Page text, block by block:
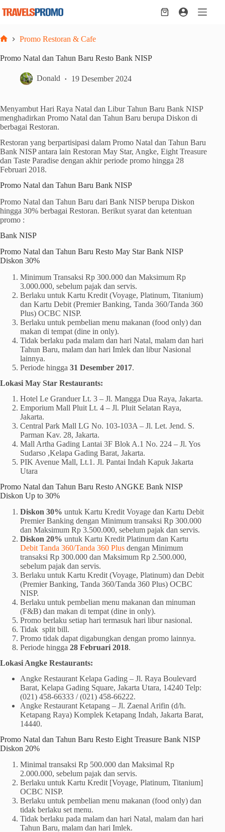
Shopping
Promo Restoran & Cafe
Promo Natal dan Tahun Baru Resto Bank NISP
Donald 19 Desember 2024
Menyambut Hari Raya Natal dan Libur Tahun Baru Bank NISP
menghadirkan Promo Natal dan Tahun Baru berupa Diskon di
berbagai Restoran.
Restoran yang berpartisipasi dalam Promo Natal dan Tahun Baru
Bank NISP antara lain Restoran May Star, Angke, Eight Treasure
dan Taste Paradise dengan akhir periode promo hingga 28
Februari 2018.
Promo Natal dan Tahun Baru Bank NISP
Promo Natal dan Tahun Baru dari Bank NISP berupa Diskon
hingga 30% berbagai Restoran. Berikut syarat dan ketentuan
promo :
Bank NISP
Promo Natal dan Tahun Baru Resto May Star Bank NISP
Diskon 30%
Minimum Transaksi Rp 300.000 dan Maksimum Rp
3.000.000, sebelum pajak dan servis.
Berlaku untuk Kartu Kredit (Voyage, Platinum, Titanium)
dan Kartu Debit (Premier Banking, Tanda 360/Tanda 360
Plus) OCBC NISP.
Berlaku untuk pembelian menu makanan (food only) dan
makan di tempat (dine in only).
Tidak berlaku pada malam dan hari Natal, malam dan hari
Tahun Baru, malam dan hari Imlek dan libur Nasional
lainnya.
Periode hingga 31 Desember 2017.
Lokasi May Star Restaurants:
Hotel Le Granduer Lt. 3 – Jl. Mangga Dua Raya, Jakarta.
Emporium Mall Pluit Lt. 4 – Jl. Pluit Selatan Raya,
Jakarta.
Central Park Mall LG No. 103-103A – Jl. Let. Jend. S.
Parman Kav. 28, Jakarta.
Mall Artha Gading Lantai 3F Blok A.1 No. 224 – Jl. Yos
Sudarso ,Kelapa Gading Barat, Jakarta.
PIK Avenue Mall, Lt.1. Jl. Pantai Indah Kapuk Jakarta
Utara
Promo Natal dan Tahun Baru Resto ANGKE Bank NISP
Diskon Up to 30%
Diskon 30% untuk Kartu Kredit Voyage dan Kartu Debit
Premier Banking dengan Minimum transaksi Rp 300.000
dan Maksimum Rp 3.500.000, sebelum pajak dan servis.
Diskon 20% untuk Kartu Kredit Platinum dan Kartu
Debit Tanda 360/Tanda 360 Plus dengan Minimum
transaksi Rp 300.000 dan Maksimum Rp 2.500.000,
sebelum pajak dan servis.
Berlaku untuk Kartu Kredit (Voyage, Platinum) dan Debit
(Premier Banking, Tanda 360/Tanda 360 Plus) OCBC
NISP.
Berlaku untuk pembelian menu makanan dan minuman
(F&B) dan makan di tempat (dine in only).
Promo berlaku setiap hari termasuk hari libur nasional.
Tidak split bill.
Promo tidak dapat digabungkan dengan promo lainnya.
Periode hingga 28 Februari 2018.
Lokasi Angke Restaurants:
Angke Restaurant Kelapa Gading – Jl. Raya Boulevard
Barat, Kelapa Gading Square, Jakarta Utara, 14240 Telp:
(021) 458-66333 / (021) 458-66222.
Angke Restaurant Ketapang – Jl. Zaenal Arifin (d/h.
Ketapang Raya) Komplek Ketapang Indah, Jakarta Barat,
14440.
Promo Natal dan Tahun Baru Resto Eight Treasure Bank NISP
Diskon 20%
Minimal transaksi Rp 500.000 dan Maksimal Rp
2.000.000, sebelum pajak dan servis.
Berlaku untuk Kartu Kredit [Voyage, Platinum, Titanium]
OCBC NISP.
Berlaku untuk pembelian menu makanan (food only) dan
tidak berlaku set menu.
Tidak berlaku pada malam dan hari Natal, malam dan hari
Tahun Baru, malam dan hari Imlek.